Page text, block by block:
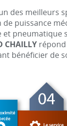
des meilleurs
puissance
et pneumatique
CHAILLYrépond
bénéficier de